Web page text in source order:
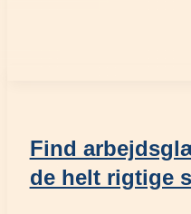
Find
de helt rigtige